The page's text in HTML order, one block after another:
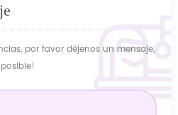
por favor déjenos un mensaje,